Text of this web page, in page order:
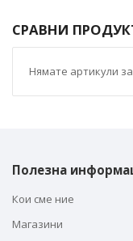
СРАВНИ
Нямате артикули
Полезна
Кои сме ние
Магазини